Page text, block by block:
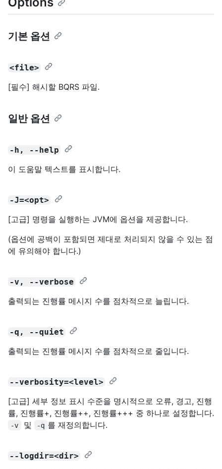
기본 옵션
<file>
[필수] 해시할 BQRS 파일.
일반 옵션
-h, --help
이 도움말 텍스트를 표시합니다.
-J=<opt>
[고급] 명령을 실행하는 JVM에 옵션을 제공합니다.
(옵션에 공백이 포함되면 제대로 처리되지 않을 수 있는 점
에 유의해야 합니다.)
-v, --verbose
출력되는 진행률 메시지 수를 점차적으로 늘립니다.
-q, --quiet
출력되는 진행률 메시지 수를 점차적으로 줄입니다.
--verbosity=<level>
[고급] 세부 정보 표시 수준을 명시적으로 오류, 경고, 진행
률, 진행률+, 진행률++, 진행률+++ 중 하나로 설정합니다.
-v 및 -q 를 재정의합니다.
--logdir=<dir>